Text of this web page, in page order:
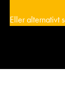
Eller alternativt